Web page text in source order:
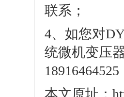
联系；
4、如您对
统微机变压
本文原址：